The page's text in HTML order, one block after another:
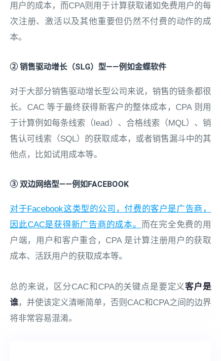
用户的成本，而CPA则用于计算获取诸如免费用户的每
次注册、激活以及其他重要但仍然不付费的动作的成
本。
② 销售驱动增长（SLG）型——例如金蝶软件
对于大部分销售驱动增长型公司来说，销售的链条都很
长。CAC 等于最终获得新客户的整体成本，CPA 则用
于计算例如每条线索（lead）、合格线索（MQL）、销
售认可线索（SQL）的获取成本，或者销售漏斗中的其
他点，比如试用成本等。
③ 双边网络型——例如FACEBOOK
对于Facebook这类型的公司，付费的客户是广告商，
因此CAC是获得新广告商的成本。 而在完全免费的用
户端，用户和客户重合，CPA 是计算注册用户的获取
成本、活跃用户的获取成本等。
总的来说，区分CAC和CPA的关键点是要定义客户是
谁，并使该定义清晰简单，否则CAC和CPA之间的边界
将非常容易混淆。